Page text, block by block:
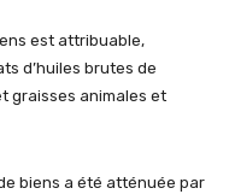
est attribuable,
d’huiles brutes de
graisses animales et
biens a été atténuée par